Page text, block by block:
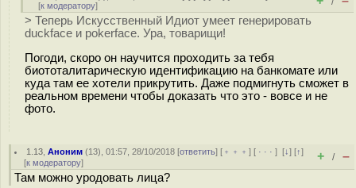
[к модератору]
> Теперь Искусственный Идиот умеет генерировать
duckface и pokerface. Ура, товарищи!
Погоди, скоро он научится проходить за тебя
биототалитарическую идентификацию на банкомате или
куда там ее хотели прикрутить. Даже подмигнуть сможет в
реальном времени чтобы доказать что это - вовсе и не
фото.
1.13 ,Аноним (13), 01:57, 28/10/2018 [ответить] [ ﹢﹢﹢] [ · · ·][↓] [↑]
[к модератору] + / –
Там можно уродовать лица?